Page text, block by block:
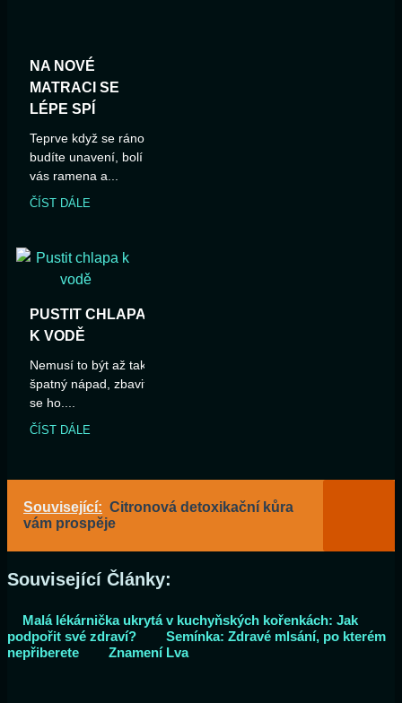
NA NOVÉ
MATRACI SE
LÉPE SPÍ
Teprve když se ráno
budíte unavení, bolí
vás ramena a...
ČÍST DÁLE
PUSTIT CHLAPA
K VODĚ
Nemusí to být až tak
špatný nápad, zbavit
se ho....
ČÍST DÁLE
Související: Citronová detoxikační kůra
vám prospěje
Související Články:
Malá lékárnička ukrytá v kuchyňských kořenkách: Jak
podpořit své zdraví?
Semínka: Zdravé mlsání, po kterém
nepřiberete
Znamení Lva